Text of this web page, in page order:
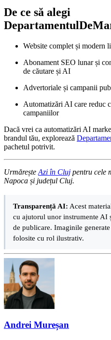
De ce să alegi
Website complet și modern
Abonament SEO lunar și
de căutare și AI
Advertoriale și campanii
Automatizări AI care reduc
campaniilor
Dacă vrei ca automatizări AI
brandul tău, explorează
pachetul potrivit.
Urmărește Azi în Cluj pentru cele
Napoca și județul Cluj.
Transparență AI: Acest
cu ajutorul unor instrumente AI
de publicare. Imaginile
folosite cu rol ilustrativ.
Andrei Mureșan